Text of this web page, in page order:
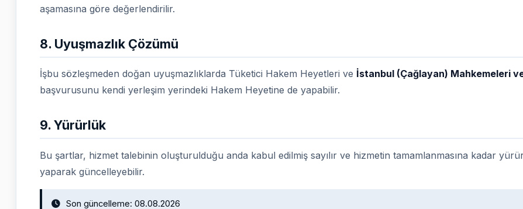
aşamasına göre değerlendirilir.
8. Uyuşmazlık Çözümü
İşbu sözleşmeden doğan uyuşmazlıklarda Tüketici Hakem Heyetleri ve İstanbul (Çağlayan) Mahkemeleri
başvurusunu kendi yerleşim yerindeki Hakem Heyetine de yapabilir.
9. Yürürlük
Bu şartlar, hizmet talebinin oluşturulduğu anda kabul edilmiş sayılır ve hizmetin tamamlanmasına kadar
yaparak güncelleyebilir.
Son güncelleme: 08.08.2026